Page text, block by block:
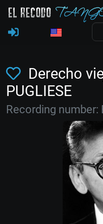
Derecho
PUGLIESE
Recording number: